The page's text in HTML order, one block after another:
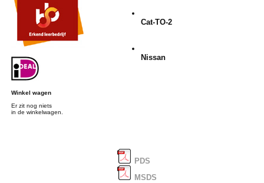
Winkel wagen
Er zit nog niets
in de winkelwagen.
Cat-TO-2
Nissan
PDS
MSDS